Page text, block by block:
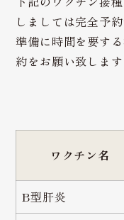
しましては完全予約
準備に時間を要す
約をお願い致します
ワクチン名
B型肝炎